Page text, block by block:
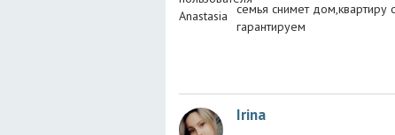
семья снимет дом,квартиру
гарантируем
Irina